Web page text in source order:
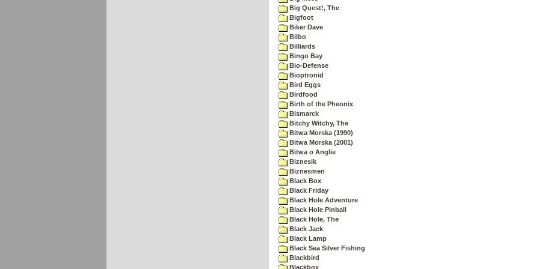
Big Quest!, The
Bigfoot
Biker Dave
Bilbo
Billiards
Bingo Bay
Bio-Defense
Bioptronid
Bird Eggs
Birdfood
Birth of the Pheonix
Bismarck
Bitchy Witchy, The
Bitwa Morska (1990)
Bitwa Morska (2001)
Bitwa o Anglie
Biznesik
Biznesmen
Black Box
Black Friday
Black Hole Adventure
Black Hole Pinball
Black Hole, The
Black Jack
Black Lamp
Black Sea Silver Fishing
Blackbird
Blackbox